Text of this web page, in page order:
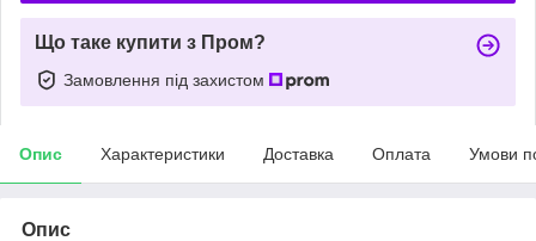
Що таке купити з Пром?
Замовлення під захистом
Опис Характеристики Доставка Оплата Умови
Опис